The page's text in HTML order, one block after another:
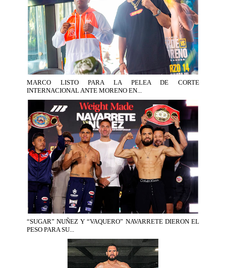
MARCO LISTO PARA LA PELEA DE CORTE
INTERNACIONAL ANTE MORENO EN...
“SUGAR” NUÑEZ Y “VAQUERO” NAVARRETE DIERON EL
PESO PARA SU...